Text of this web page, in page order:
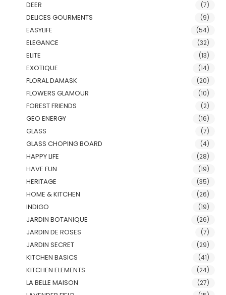
DEER (7)
DELICES GOURMENTS (9)
EASYLIFE (54)
ELEGANCE (32)
ELITE (13)
EXOTIQUE (14)
FLORAL DAMASK (20)
FLOWERS GLAMOUR (10)
FOREST FRIENDS (2)
GEO ENERGY (16)
GLASS (7)
GLASS CHOPING BOARD (4)
HAPPY LIFE (28)
HAVE FUN (19)
HERITAGE (35)
HOME & KITCHEN (26)
INDIGO (19)
JARDIN BOTANIQUE (26)
JARDIN DE ROSES (7)
JARDIN SECRET (29)
KITCHEN BASICS (41)
KITCHEN ELEMENTS (24)
LA BELLE MAISON (27)